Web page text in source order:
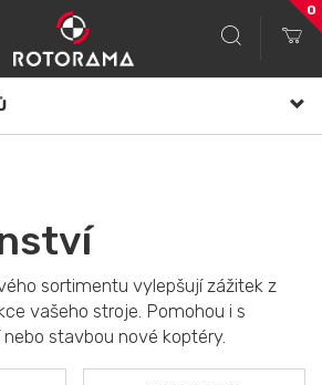
0
sortimentu vylepšují zážitek z
vašeho stroje. Pomohou i s
stavbou nové koptéry.